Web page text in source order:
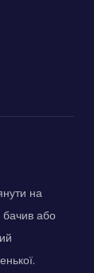
на
бачив або